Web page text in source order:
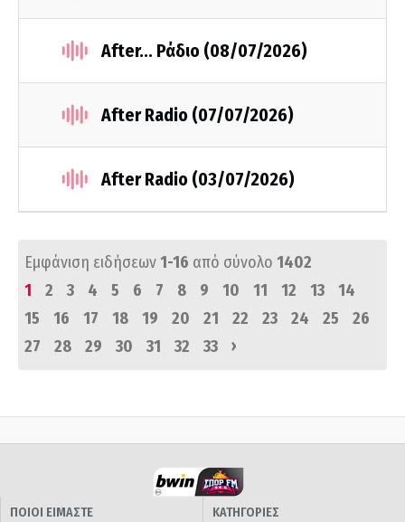
After... Ράδιο (08/07/2026)
After Radio (07/07/2026)
After Radio (03/07/2026)
Εμφάνιση ειδήσεων1-16 από σύνολο 1402
1
2 3 4 5 6 7 8 9 10 11 12 13
14
15
16 17 18 19 20 21 22 23 24 25
26
27
28 29 30 31 32 33 ›
ΠΟΙΟΙ ΕΙΜΑΣΤΕ
ΚΑΤΗΓΟΡΙΕΣ